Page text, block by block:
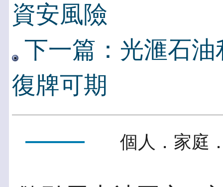
資安風險
下一篇：光滙石
復牌可期
個人．家庭